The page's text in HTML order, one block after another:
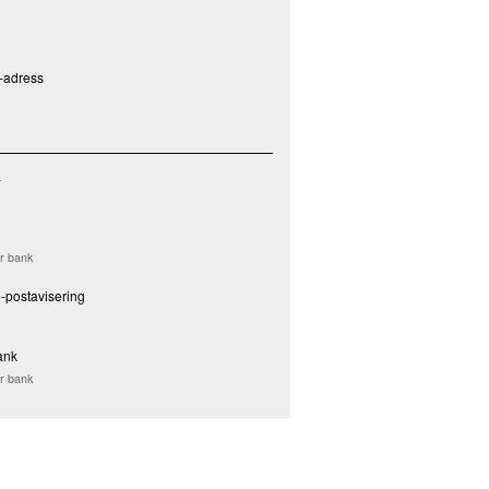
adress
bank
postavisering
bank